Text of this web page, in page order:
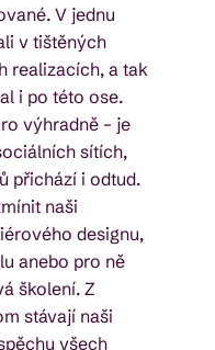
V jednu
v tištěných
realizacích, a tak
i po této ose.
výhradně – je
sítích,
přichází i odtud.
naši
designu,
anebo pro ně
školení. Z
stávají naši
všech